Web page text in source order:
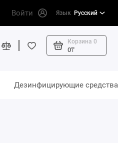
Войти Язык Русский
Корзина 0
0₸
Дезинфицирующие средства